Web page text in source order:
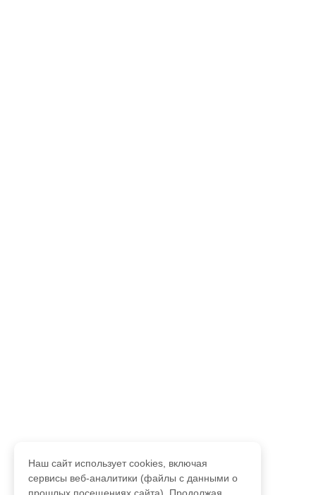
Наш сайт использует cookies, включая
сервисы веб-аналитики (файлы с данными о